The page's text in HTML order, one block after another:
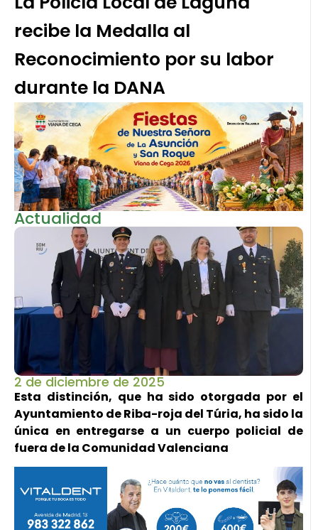
recibe la Medalla al
Reconocimiento por su labor
durante la DANA
Actualidad
2 de diciembre de 2025
Esta distinción, que ha sido otorgada por el
Ayuntamiento de Riba-roja del Túria, ha sido la
única en entregarse a un cuerpo policial de
fuera de la Comunidad Valenciana